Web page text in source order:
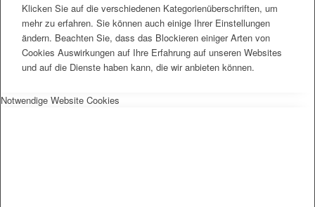
Klicken Sie auf die verschiedenen Kategorienüberschriften, um
mehr zu erfahren. Sie können auch einige Ihrer Einstellungen
ändern. Beachten Sie, dass das Blockieren einiger Arten von
Cookies Auswirkungen auf Ihre Erfahrung auf unseren Websites
und auf die Dienste haben kann, die wir anbieten können.
Notwendige Website Cookies